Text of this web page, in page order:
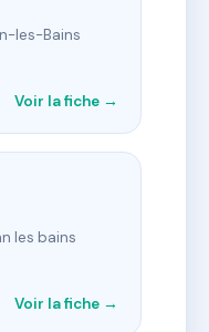
les-Bains
Voir la fiche →
les bains
Voir la fiche →